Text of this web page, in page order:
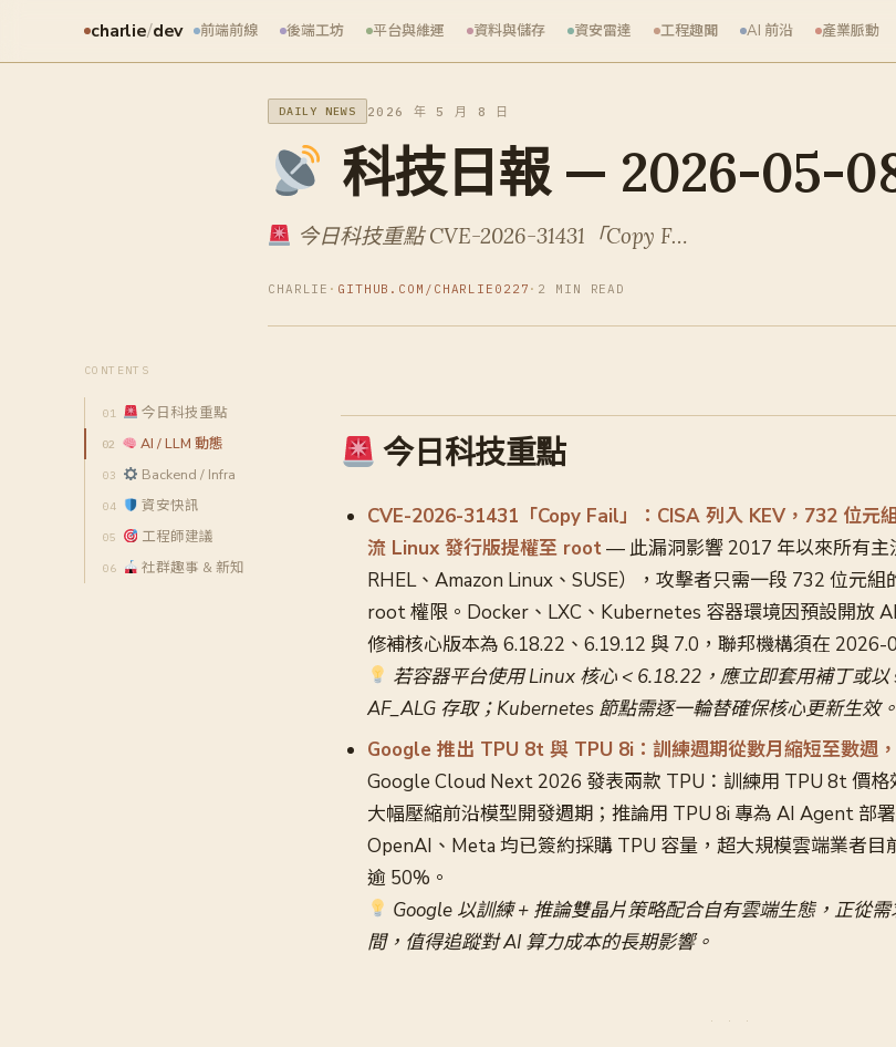
charlie/dev 前端前線 後端工坊 平台與維運 資料與儲存 資安雷達 工程趣聞 AI 前沿 產業脈動
DAILY NEWS 2026 年 5 月 8 日
科技日報 — 2026-05-
今日科技重點 CVE-2026-31431「Copy F…
CHARLIE · GITHUB.COM/CHARLIE0227 · 2 MIN READ
CONTENTS
今日科技重點
AI / LLM 動態
Backend / Infra
資安快訊
工程師建議
社群趣事 & 新知
今日科技重點
CVE-2026-31431「Copy Fail」：CISA 列入 KEV，732 位元
流 Linux 發行版提權至 root— 此漏洞影響 2017 年以來所有主
RHEL、Amazon Linux、SUSE），攻擊者只需一段 732 位元
root 權限。Docker、LXC、Kubernetes 容器環境因預設開放
修補核心版本為 6.18.22、6.19.12 與 7.0，聯邦機構須在 2026-
若容器平台使用 Linux 核心 < 6.18.22，應立即套用補丁或
AF_ALG 存取；Kubernetes 節點需逐一輪替確保核心更新生效。
Google 推出 TPU 8t 與 TPU 8i：訓練週期從數月縮短至數週
Google Cloud Next 2026 發表兩款 TPU：訓練用 TPU 8t 價格
大幅壓縮前沿模型開發週期；推論用 TPU 8i 專為 AI Agent 部
OpenAI、Meta 均已簽約採購 TPU 容量，超大規模雲端業者目
逾 50%。
Google 以訓練 + 推論雙晶片策略配合自有雲端生態，正從
間，值得追蹤對 AI 算力成本的長期影響。